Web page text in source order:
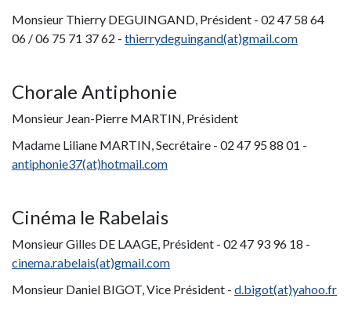
Monsieur Thierry DEGUINGAND, Président - 02 47 58 64
06 / 06 75 71 37 62 - thierrydeguingand(at)gmail.com
Chorale Antiphonie
Monsieur Jean-Pierre MARTIN, Président
Madame Liliane MARTIN, Secrétaire - 02 47 95 88 01 -
antiphonie37(at)hotmail.com
Cinéma le Rabelais
Monsieur Gilles DE LAAGE, Président - 02 47 93 96 18 -
cinema.rabelais(at)gmail.com
Monsieur Daniel BIGOT, Vice Président - d.bigot(at)yahoo.fr